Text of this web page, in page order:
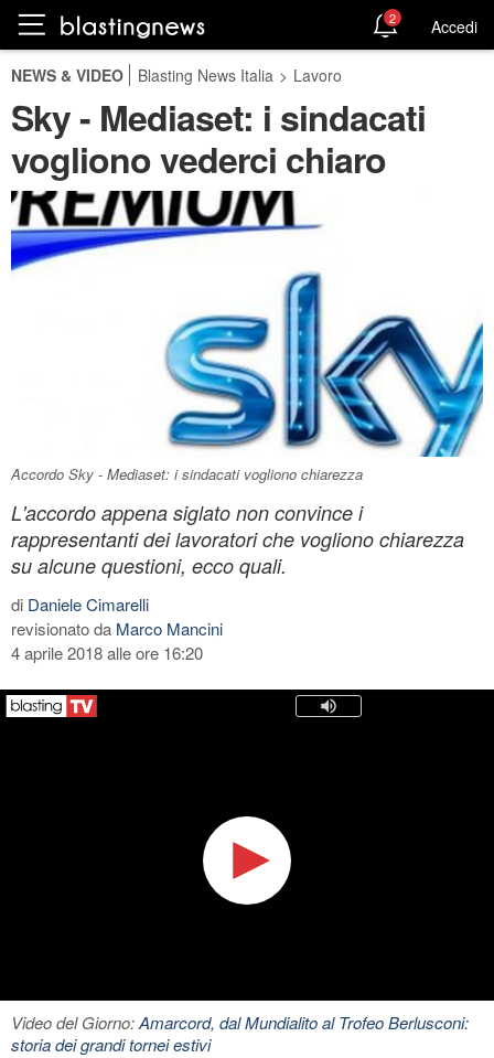
2 Accedi
NEWS & VIDEO Blasting News Italia > Lavoro
Sky - Mediaset: i sindacati
vogliono vederci chiaro
Accordo Sky - Mediaset: i sindacati vogliono chiarezza
L'accordo appena siglato non convince i
rappresentanti dei lavoratori che vogliono chiarezza
su alcune questioni, ecco quali.
di Daniele Cimarelli
revisionato da Marco Mancini
4 aprile 2018 alle ore 16:20
Video del Giorno:Amarcord, dal Mundialito al Trofeo Berlusconi:
storia dei grandi tornei estivi